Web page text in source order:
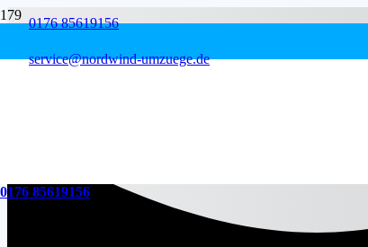
0176 85619156
service@nordwind-umzuege.de
0176 85619156